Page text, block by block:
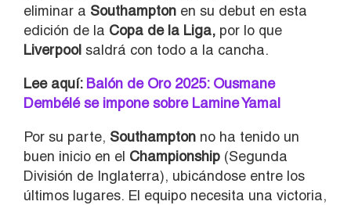
eliminar a Southampton en su debut en esta
edición de la Copa de la Liga, por lo que
Liverpool saldrá con todo a la cancha.
Lee aquí: Balón de Oro 2025: Ousmane
Dembélé se impone sobre Lamine Yamal
Por su parte, Southampton no ha tenido un
buen inicio en el Championship (Segunda
División de Inglaterra), ubicándose entre los
últimos lugares. El equipo necesita una victoria,